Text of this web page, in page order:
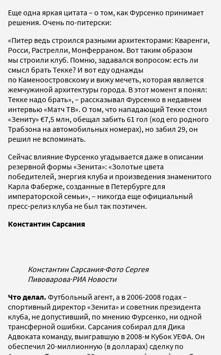
Еще одна яркая цитата – о том, как Фурсенко принимает
решения. Очень по-питерски:
«Питер ведь строился разными архитекторами: Кваренги,
Росси, Растрелли, Монферраном. Вот таким образом
мы строили клуб. Помню, задавался вопросом: есть ли
смысл брать Текке? И вот еду однажды
по Каменоостровскому и вижу мечеть, которая является
жемчужиной архитектуры города. В этот момент я понял:
Текке надо брать», – рассказывал Фурсенко в недавнем
интервью «Матч ТВ». О том, что нападающий Текке стоил
«Зениту» €7,5 млн, обещал забить 61 гол (код его родного
Трабзона на автомобильных номерах), но забил 29, он
решил не вспоминать.
Сейчас влияние Фурсенко угадывается даже в описании
резервной формы «Зенита»: «Золотые цвета
победителей, энергия клуба и произведения знаменитого
Карла Фаберже, созданные в Петербурге для
императорской семьи», – никогда еще официальный
пресс-релиз клуба не был так поэтичен.
Константин Сарсания
Константин Сарсания·Фото Сергея
Пивоварова·РИА Новости
Что делал. Футбольный агент, а в 2006-2008 годах –
спортивный директор «Зенита» и советник президента
клуба, не допустивший, по мнению Фурсенко, ни одной
трансферной ошибки. Сарсания собирал для Дика
Адвоката команду, выигравшую в 2008-м Кубок УЕФА. Он
обеспечил 20-миллионную (в долларах) сделку по